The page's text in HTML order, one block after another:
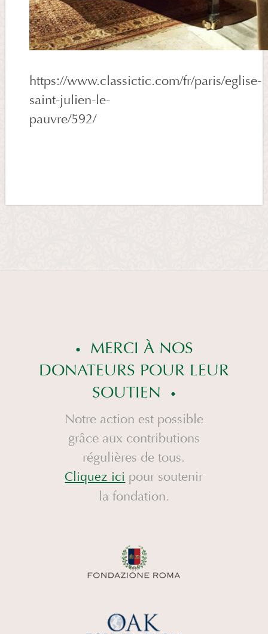
https://www.classictic.com/fr/paris/eglise-
saint-julien-le-
pauvre/592/
MERCI À NOS
DONATEURS POUR LEUR
SOUTIEN
Notre action est possible
grâce aux contributions
régulières de tous.
Cliquez ici pour soutenir
la fondation.